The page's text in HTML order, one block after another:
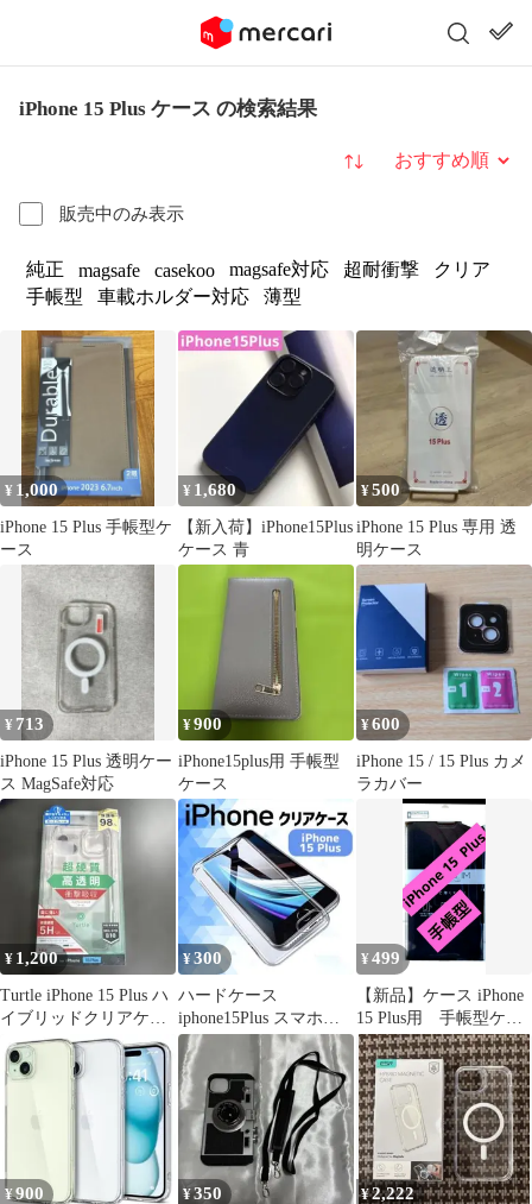
iPhone 15 Plus ケース の検索結果
販売中のみ表示
並び替え
純正 magsafe casekoo magsafe対応 超耐衝撃
クリア
手帳型
車載ホルダー対応 薄型
¥ 1,000
iPhone 15 Plus 手帳型ケ
ース
¥ 1,680
【新入荷】iPhone15Plus
ケース 青
¥500
iPhone 15 Plus 専用 透
明ケース
¥ 713
iPhone 15 Plus 透明ケー
ス MagSafe対応
¥900
iPhone15plus用 手帳型
ケース
¥600
iPhone 15 / 15 Plus カメ
ラカバー
¥ 1,200
Turtle iPhone 15 Plus ハ
イブリッドクリアケー
ス
¥300
ハードケース
iphone15Plus スマホケ
ース クリアケース
¥499
【新品】ケース iPhone
15 Plus用 手帳型ケー
ス
¥900 ¥350 ¥2,222